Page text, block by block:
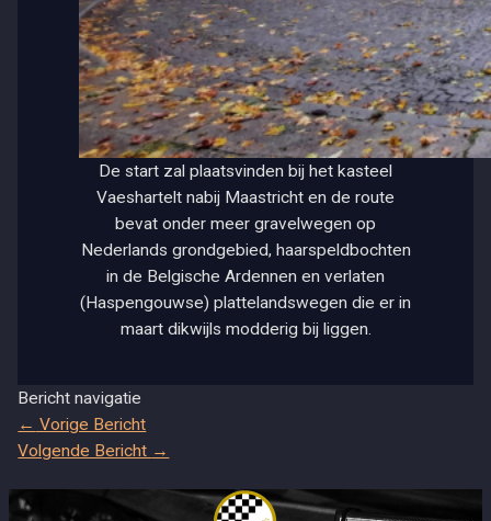
De start zal plaatsvinden bij het kasteel
Vaeshartelt nabij Maastricht en de route
bevat onder meer gravelwegen op
Nederlands grondgebied, haarspeldbochten
in de Belgische Ardennen en verlaten
(Haspengouwse) plattelandswegen die er in
maart dikwijls modderig bij liggen.
Bericht navigatie
← Vorige Bericht
Volgende Bericht →